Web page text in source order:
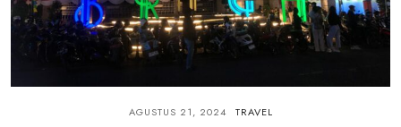
AGUSTUS 21, 2024 TRAVEL